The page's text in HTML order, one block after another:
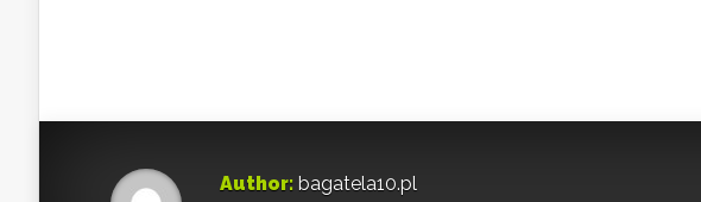
Author: bagatela10.pl